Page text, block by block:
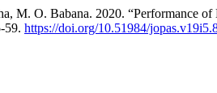
M. O. Babana. 2020. “Performance
59. https://doi.org/10.51984/